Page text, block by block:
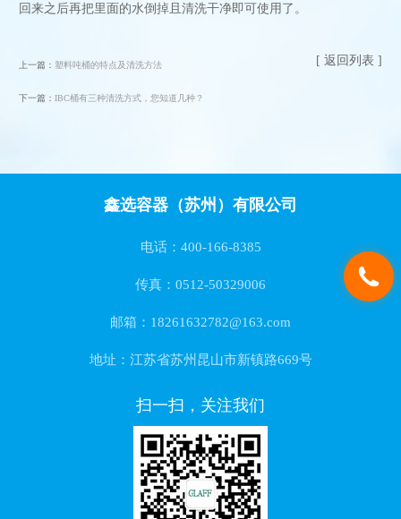
回来之后再把里面的水倒掉且清洗干净即可使用了。
上一篇： 塑料吨桶的特点及清洗方法
下一篇： IBC桶有三种清洗方式，您知道几种？
[ 返回列表 ]
鑫选容器（苏州）有限公司
电话：400-166-8385
传真：0512-50329006
邮箱：18261632782@163.com
地址：江苏省苏州昆山市新镇路669号
扫一扫，关注我们